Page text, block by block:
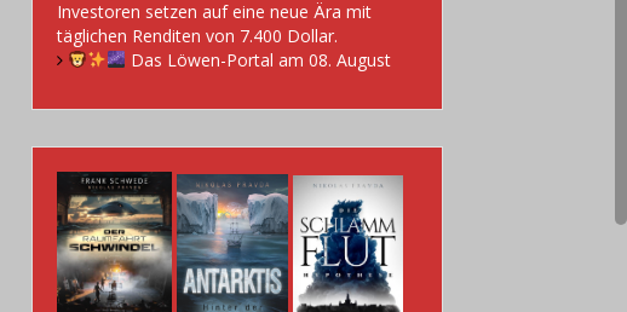
Investoren setzen auf eine neue Ära mit
täglichen Renditen von 7.400 Dollar.
Das Löwen-Portal am 08. August